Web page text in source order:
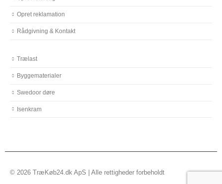
Opret reklamation
Rådgivning & Kontakt
Trælast
Byggematerialer
Swedoor døre
Isenkram
© 2026 TræKøb24.dk ApS | Alle rettigheder forbeholdt